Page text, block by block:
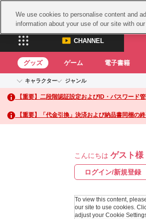
CHANNEL
CHANNEL
ASOBI CHANNEL TOP
グッズ ゲーム 電子書籍
キャラクター
アイドルマスターシリーズ
アイドルマスター
アイドルマスター シンデレラガー
アイドルマスター シャイニーカラ
学園アイドルマスター
プロジェクトアイマス ヴイアライ
テイルズ オブ シリーズ
ジャンル
イベントグッズ
トイ・ホビー
【重要】二段階認証設定およびID・パスワード
【重要】「代金引換」決済および納品書同梱の
こんにちは ゲスト様
ログイン/新規登録
To view this content,
our site to use cookies.
adjust your Cookie
We use cookies to personalise content and
information about your use of our site with